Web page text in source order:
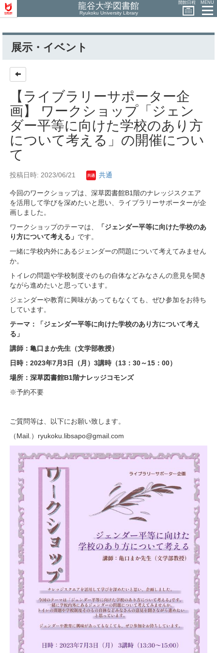
龍谷大学図書館
Ryukoku University Library
開館日程 MENU
展示・イベント
【ライブラリーサポーター企
画】 ワークショップ「ジェン
ダー平等に向けた学校のあり方
について考える」の開催につい
て
投稿日時: 2023/06/21 共通
今回のワークショップは、深草図書館B1階のナレッジスクエア
を活用して学びを深めたいと思い、ライブラリーサポーターが企
画しました。
ワークショップのテーマは、
「ジェンダー平等に向けた学校のあ
り方について考える」 です。
一緒に学校内外にあるジェンダーの問題について考えてみません
か。
トイレの問題や学校制度そのもの自体などみなさんの意見を聞き
ながら進めたいと思っています。
ジェンダーや教育に興味があってもなくても、ぜひ参加をお待ち
しています。
テーマ：「ジェンダー平等に向けた学校のあり方について考え
る」
講師：亀口まか先生（文学部教授）
日時：2023年7月3日（月）3講時（13：30～15：00）
場所：深草図書館B1階ナレッジコモンズ
※予約不要
ご質問等は、以下にお願い致します。
（Mail.）ryukoku.libsapo@gmail.com